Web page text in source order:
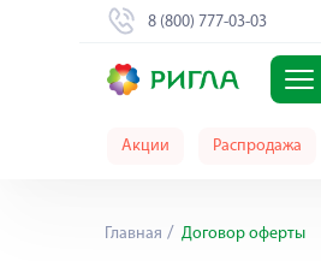
8 (800) 777-03-03
Акции Распродажа
Главная Договор оферты